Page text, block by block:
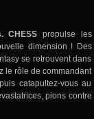
CHESS propulse les
dimension ! Des
se retrouvent dans
le rôle de commandant
catapultez-vous au
pions contre